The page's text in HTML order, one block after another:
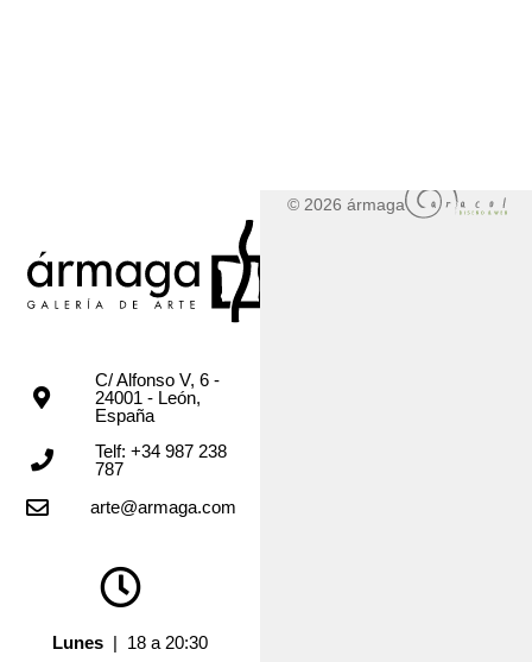
C/ Alfonso V, 6 -
24001 - León,
España
Telf: +34 987 238
787
arte@armaga.com
Lunes | 18 a 20:30
© 2026 ármaga